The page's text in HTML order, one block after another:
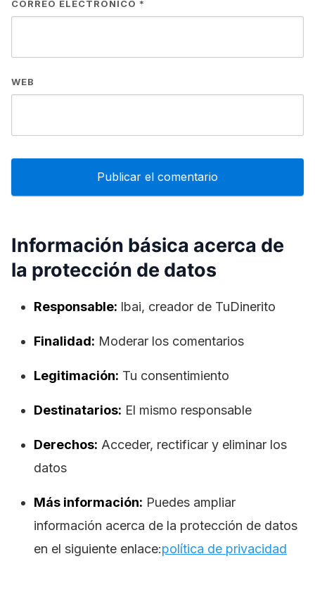
CORREO ELECTRÓNICO *
WEB
Información básica acerca de
la protección de datos
Responsable: lbai, creador de TuDinerito
Finalidad: Moderar los comentarios
Legitimación: Tu consentimiento
Destinatarios: El mismo responsable
Derechos: Acceder, rectificar y eliminar los
datos
Más información: Puedes ampliar
información acerca de la protección de datos
en el siguiente enlace:política de privacidad